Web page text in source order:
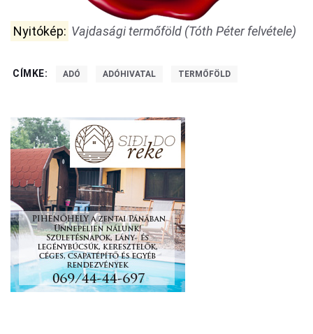
Nyitókép: Vajdasági termőföld (Tóth Péter felvétele)
CÍMKE: ADÓ ADÓHIVATAL TERMŐFÖLD